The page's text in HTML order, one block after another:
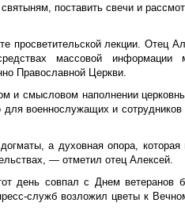
поставить свечи и
просветительской лекции. Отец
массовой информации
Православной Церкви.
и смысловом наполнении
военнослужащих и
а духовная опора, которая
— отметил отец Алексей.
день совпал с Днем
служб возложил цветы к